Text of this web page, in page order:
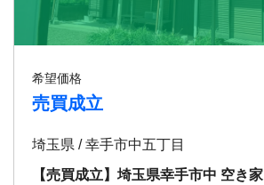
希望価格
売買成立
埼玉県 / 幸手市中五丁目
【売買成立】埼玉県幸手市中 空き家